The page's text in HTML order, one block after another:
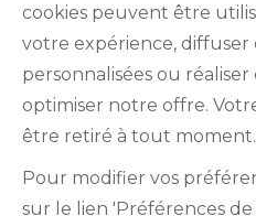
institutions qui gèrent
cookies peuvent être
votre expérience, diffuser
personnalisées ou réaliser
optimiser notre offre.
être retiré à tout moment.
Pour modifier vos
sur le lien 'Préférences de